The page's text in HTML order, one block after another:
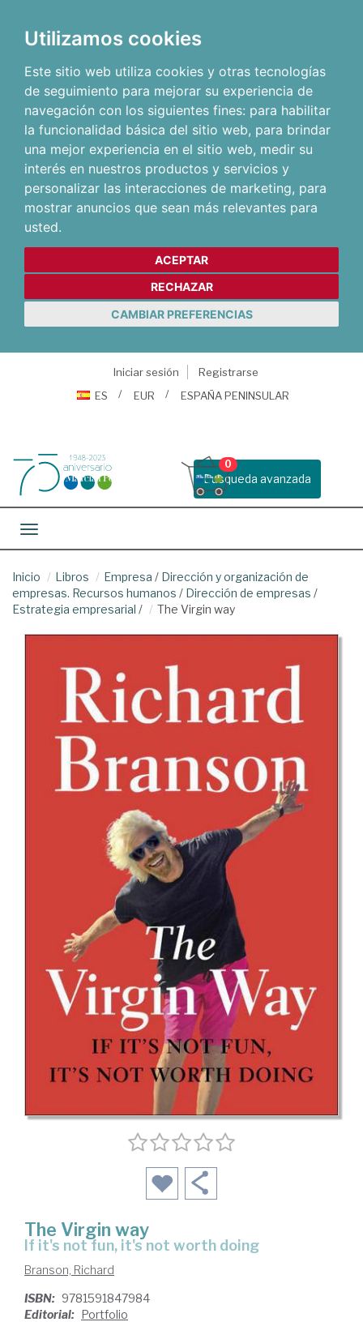
Utilizamos cookies
Este sitio web utiliza cookies y otras tecnologías
de seguimiento para mejorar su experiencia de
navegación con los siguientes fines: para habilitar
la funcionalidad básica del sitio web, para brindar
una mejor experiencia en el sitio web, medir su
interés en nuestros productos y servicios y
personalizar las interacciones de marketing, para
mostrar anuncios que sean más relevantes para
usted.
ACEPTAR
RECHAZAR
CAMBIAR PREFERENCIAS
Iniciar sesión
Registrarse
ES
EUR ESPAÑA PENINSULAR
Busqueda avanzada
0
Toggle navigation
Inicio Libros Empresa / Dirección y organización de
empresas. Recursos humanos / Dirección de empresas /
Estrategia empresarial / The Virgin way
The Virgin way
if it's not fun, it's not worth doing
Branson, Richard
ISBN: 9781591847984
Editorial: Portfolio